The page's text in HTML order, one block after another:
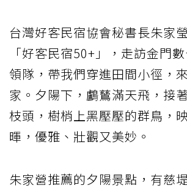
台灣好客民宿協會秘書長朱家
「好客民宿50+」，走訪金門
領隊，帶我們穿進田間小徑，
家。夕陽下，鸕鶿滿天飛，接
枝頭，樹梢上黑壓壓的群鳥，
暉，優雅、壯觀又美妙。
朱家營推薦的夕陽景點，有慈